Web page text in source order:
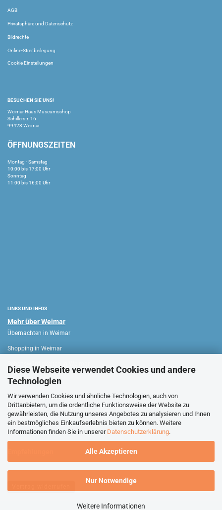
Diese Webseite verwendet Cookies und andere
Technologien
Wir verwenden Cookies und ähnliche Technologien, auch von
Drittanbietern, um die ordentliche Funktionsweise der Website zu
gewährleisten, die Nutzung unseres Angebotes zu analysieren und Ihnen
ein bestmögliches Einkaufserlebnis bieten zu können. Weitere
Informationen finden Sie in unserer Datenschutzerklärung.
Alle Akzeptieren
Nur Notwendige
Weitere Informationen
AGB
Privatsphäre und Datenschutz
Bildrechte
Online-Streitbeilegung
Cookie Einstellungen
BESUCHEN SIE UNS!
Weimar Haus Museumsshop
Schillerstr. 16
99423 Weimar
ÖFFNUNGSZEITEN
Montag - Samstag
10:00 bis 17:00 Uhr
Sonntag
11:00 bis 16:00 Uhr
LINKS UND INFOS
Mehr über Weimar
Übernachten in Weimar
Shopping in Weimar
WEIMAR HAUS
Verkaufsoffene Sonntage
Stadtführungen Weimar